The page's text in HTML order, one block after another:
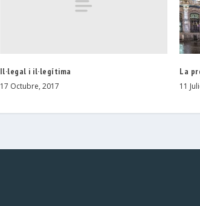
Il·legal i il·legítima
17 Octubre, 2017
La
11